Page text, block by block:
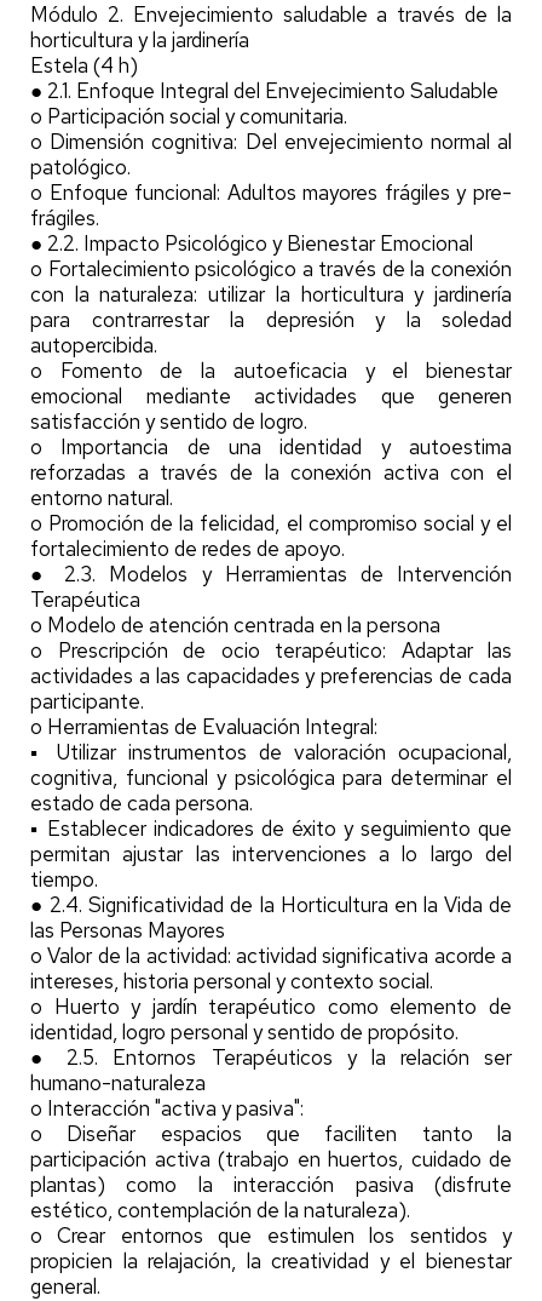
Módulo 2. Envejecimiento saludable a través de la
horticultura y la jardinería
Estela (4 h)
● 2.1. Enfoque Integral del Envejecimiento Saludable
o Participación social y comunitaria.
o Dimensión cognitiva: Del envejecimiento normal al
patológico.
o Enfoque funcional: Adultos mayores frágiles y pre-
frágiles.
● 2.2. Impacto Psicológico y Bienestar Emocional
o Fortalecimiento psicológico a través de la conexión
con la naturaleza: utilizar la horticultura y jardinería
para contrarrestar la depresión y la soledad
autopercibida.
o Fomento de la autoeficacia y el bienestar
emocional mediante actividades que generen
satisfacción y sentido de logro.
o Importancia de una identidad y autoestima
reforzadas a través de la conexión activa con el
entorno natural.
o Promoción de la felicidad, el compromiso social y el
fortalecimiento de redes de apoyo.
● 2.3. Modelos y Herramientas de Intervención
Terapéutica
o Modelo de atención centrada en la persona
o Prescripción de ocio terapéutico: Adaptar las
actividades a las capacidades y preferencias de cada
participante.
o Herramientas de Evaluación Integral:
▪ Utilizar instrumentos de valoración ocupacional,
cognitiva, funcional y psicológica para determinar el
estado de cada persona.
▪ Establecer indicadores de éxito y seguimiento que
permitan ajustar las intervenciones a lo largo del
tiempo.
● 2.4. Significatividad de la Horticultura en la Vida de
las Personas Mayores
o Valor de la actividad: actividad significativa acorde a
intereses, historia personal y contexto social.
o Huerto y jardín terapéutico como elemento de
identidad, logro personal y sentido de propósito.
● 2.5. Entornos Terapéuticos y la relación ser
humano-naturaleza
o Interacción "activa y pasiva":
o Diseñar espacios que faciliten tanto la
participación activa (trabajo en huertos, cuidado de
plantas) como la interacción pasiva (disfrute
estético, contemplación de la naturaleza).
o Crear entornos que estimulen los sentidos y
propicien la relajación, la creatividad y el bienestar
general.